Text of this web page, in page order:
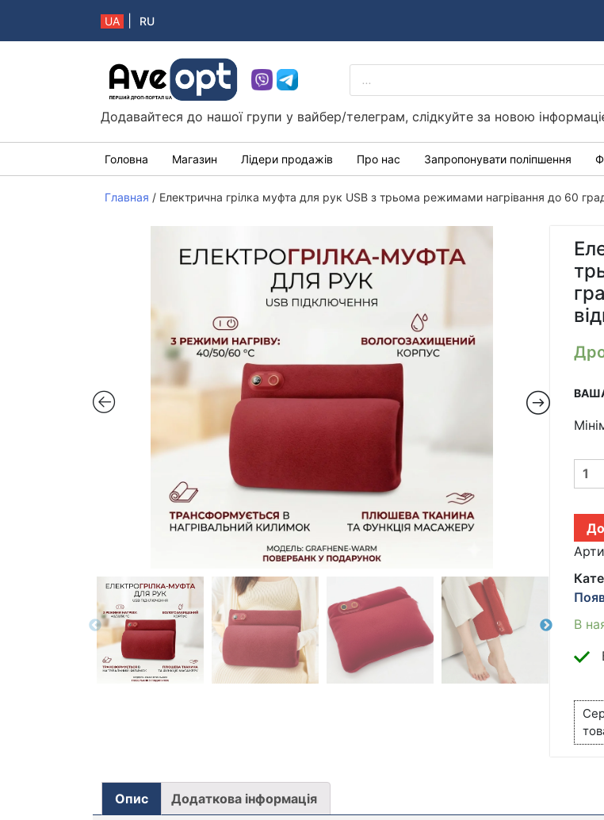
UA RU
Aveopt – оптова дропшипінг платформа в Україні
PRODUCTS
SEARCH
Додавайтеся до нашої групи у вайбер/телеграм, слідкуйте за новою
Головна Магазин Лідери продажів Про нас Запропонувати поліпшення
Главная / Електрична грілка муфта для рук USB з трьома режимами нагрівання до 60
ДЛЯ
РУК
USB
ДО
60
И
В
Опис Додаткова інформація